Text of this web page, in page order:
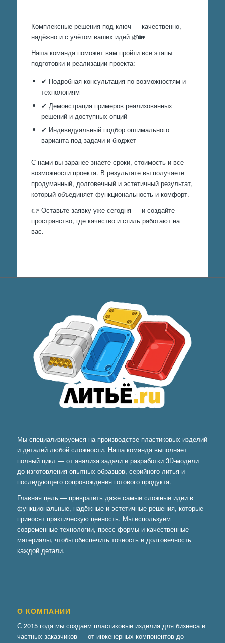
Комплексные решения под ключ — качественно,
надёжно и с учётом ваших идей 🌿🏡
Наша команда поможет вам пройти все этапы
подготовки и реализации проекта:
✔ Подробная консультация по возможностям и
технологиям
✔ Демонстрация примеров реализованных
решений и доступных опций
✔ Индивидуальный подбор оптимального
варианта под задачи и бюджет
С нами вы заранее знаете сроки, стоимость и все
возможности проекта. В результате вы получаете
продуманный, долговечный и эстетичный результат,
который объединяет функциональность и комфорт.
👉 Оставьте заявку уже сегодня — и создайте
пространство, где качество и стиль работают на
вас.
Мы специализируемся на производстве пластиковых изделий
и деталей любой сложности. Наша команда выполняет
полный цикл — от анализа задачи и разработки 3D-модели
до изготовления опытных образцов, серийного литья и
последующего сопровождения готового продукта.
Главная цель — превратить даже самые сложные идеи в
функциональные, надёжные и эстетичные решения, которые
приносят практическую ценность. Мы используем
современные технологии, пресс-формы и качественные
материалы, чтобы обеспечить точность и долговечность
каждой детали.
О КОМПАНИИ
С 2015 года мы создаём пластиковые изделия для бизнеса и
частных заказчиков — от инженерных компонентов до